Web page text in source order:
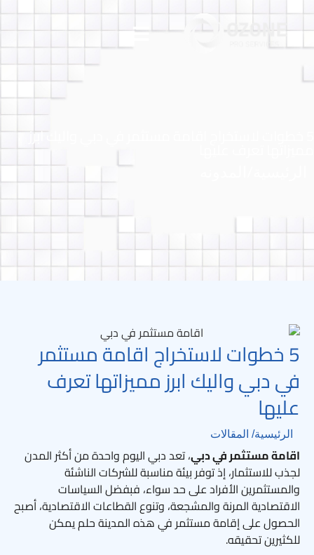
5 خطوات لاستخراج اقامة مستثمر في دبي واليك ابرز
5 خطوات لاستخراج اقامة مستثمر
في دبي واليك ابرز مميزاتها تعرف
عليها
الرئيسية/ المقالات
اقامة مستثمر في دبي، تعد دبي اليوم واحدة من أكثر المدن
لجذب للاستثمار، إذ توفر بيئة مناسبة للشركات الناشئة
والمستثمرين الأفراد على حد سواء، فبفضل السياسات
الاقتصادية المرنة والمشجعة، وتنوع القطاعات الاقتصادية، أصبح
الحصول على إقامة مستثمر في هذه المدينة حلم يمكن
للكثيرين تحقيقه.